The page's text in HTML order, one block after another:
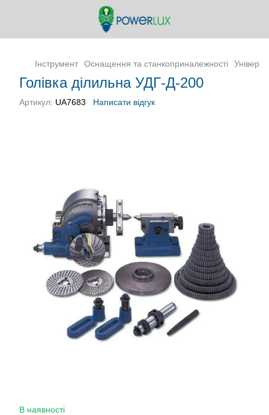
Інструмент Оснащення та станкоприналежності
Голівка ділильна УДГ-Д-200
Артикул: UA7683 Написати відгук
В наявності